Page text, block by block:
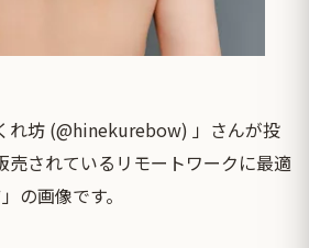
れ坊 (@hinekurebow) 」さんが投
売されているリモートワークに最適
の画像です。